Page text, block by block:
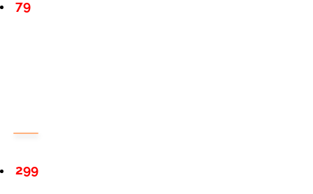
79
299